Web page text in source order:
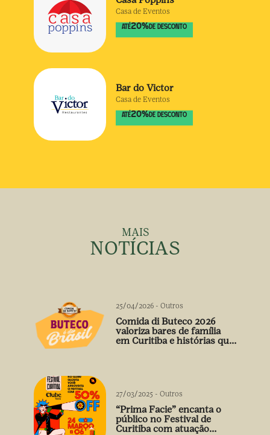
Casa de Eventos
ATÉ20% DE DESCONTO
Bar do Victor
Casa de Eventos
ATÉ20% DE DESCONTO
MAIS
NOTÍCIAS
25/04/2026 - Outros
Comida di Buteco 2026
valoriza bares de família
em Curitiba e histórias que
27/03/2025 - Outros
“Prima Facie” encanta o
público no Festival de
Curitiba com atuação